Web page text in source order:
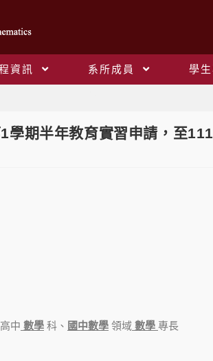
資訊 系所成員 學
學期半年教育實習申請，至
中 數學 科、 國中數學 領域 數學 專長